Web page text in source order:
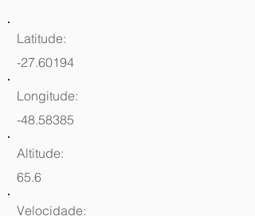
Latitude:
-27.60194
Longitude:
-48.58385
Altitude:
65.6
Velocidade: